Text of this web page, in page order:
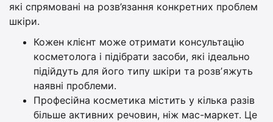
які спрямовані на розв’язання конкретних проблем
шкіри.
Кожен клієнт може отримати консультацію
косметолога і підібрати засоби, які ідеально
підійдуть для його типу шкіри та розвʼяжуть
наявні проблеми.
Професійна косметика містить у кілька разів
більше активних речовин, ніж мас-маркет. Це